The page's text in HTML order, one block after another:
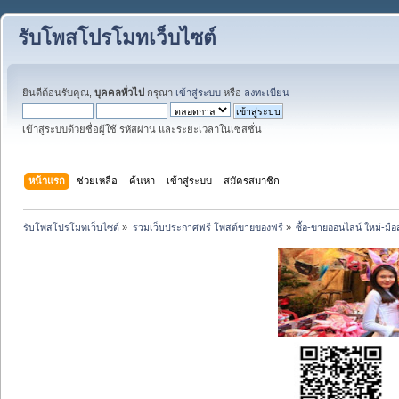
รับโพสโปรโมทเว็บไซต์
ยินดีต้อนรับคุณ, บุคคลทั่วไป กรุณา เข้าสู่ระบบ หรือ ลงทะเบียน
เข้าสู่ระบบด้วยชื่อผู้ใช้ รหัสผ่าน และระยะเวลาในเซสชั่น
หน้าแรก ช่วยเหลือ ค้นหา เข้าสู่ระบบ สมัครสมาชิก
รับโพสโปรโมทเว็บไซต์ » รวมเว็บประกาศฟรี โพสต์ขายของฟรี» ซื้อ-ขายออนไลน์ ใหม่-มือ